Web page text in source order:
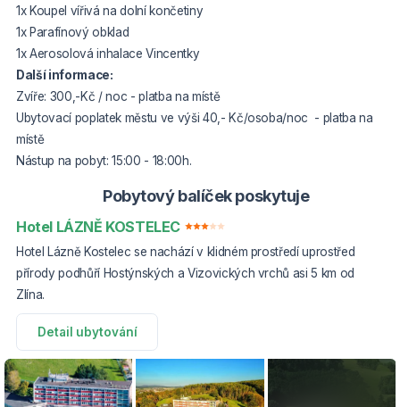
1x Koupel vířivá na dolní končetiny
1x Parafínový obklad
1x Aerosolová inhalace Vincentky
Další informace:
Zvíře: 300,-Kč / noc - platba na místě
Ubytovací poplatek městu ve výši 40,- Kč/osoba/noc - platba na
místě
Nástup na pobyt: 15:00 - 18:00h.
Pobytový balíček poskytuje
Hotel LÁZNĚ KOSTELEC
Hotel Lázně Kostelec se nachází v klidném prostředí uprostřed
přírody podhůří Hostýnských a Vizovických vrchů asi 5 km od
Zlína.
Detail ubytování